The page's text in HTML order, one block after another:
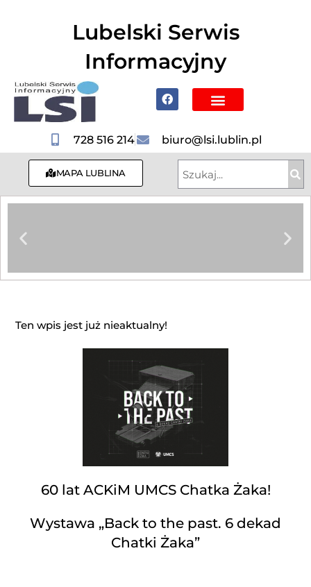
Lubelski Serwis
Informacyjny
728 516 214 biuro@lsi.lublin.pl
MAPA LUBLINA
Ten wpis jest już nieaktualny!
60 lat ACKiM UMCS Chatka Żaka!
Wystawa „Back to the past. 6 dekad
Chatki Żaka”